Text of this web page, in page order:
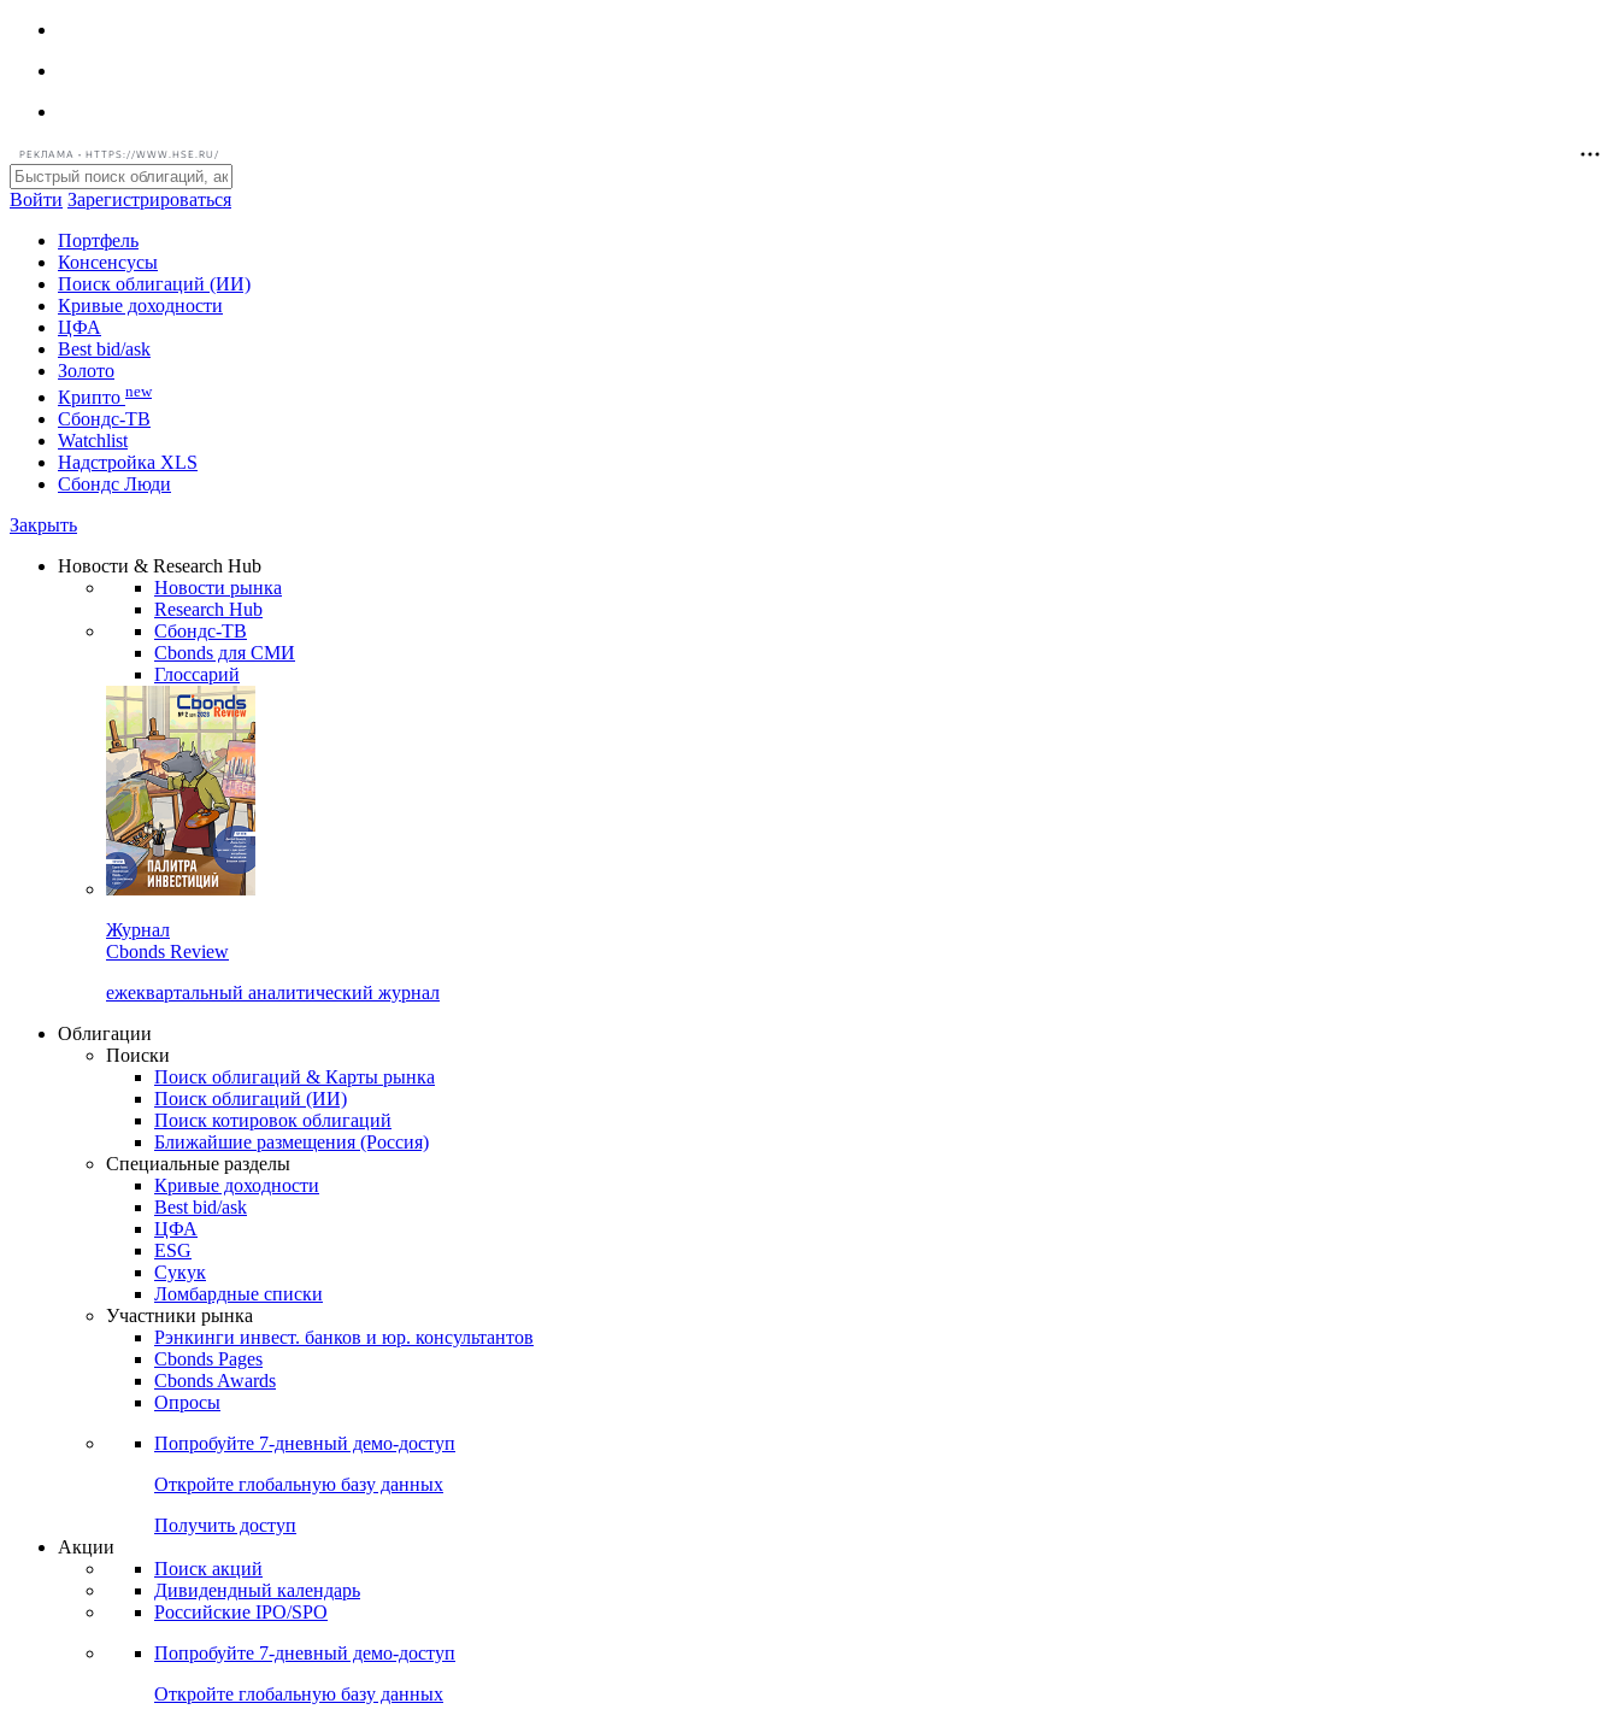
РЕКЛАМА • HTTPS://WWW.HSE.RU/
Войти Зарегистрироваться
Портфель
Консенсусы
Поиск облигаций (ИИ)
Кривые доходности
ЦФА
Best bid/ask
Золото
Криптоnew
Сбондс-ТВ
Надстройка XLS
Сбондс Люди
Новости & Research Hub
Новости рынка
Research Hub
Сбондс-ТВ
Cbonds для СМИ
Глоссарий
Журнал
Cbonds Review
ежеквартальный аналитический журнал
Облигации
Поиски
Поиск облигаций & Карты рынка
Поиск облигаций (ИИ)
Поиск котировок облигаций
Ближайшие размещения (Россия)
Специальные разделы
Кривые доходности
Best bid/ask
ЦФА
ESG
Сукук
Ломбардные списки
Участники рынка
Рэнкинги инвест. банков и юр. консультантов
Cbonds Pages
Cbonds Awards
Опросы
Попробуйте7-дневный
Откройте глобальную базу данных
Получить доступ
Акции
Поиск акций
Дивидендный календарь
Российские IPO/SPO